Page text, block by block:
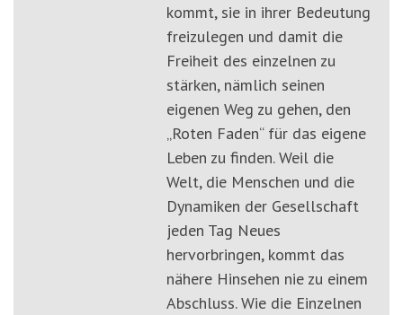
kommt, sie in ihrer Bedeutung
freizulegen und damit die
Freiheit des einzelnen zu
stärken, nämlich seinen
eigenen Weg zu gehen, den
„Roten Faden“ für das eigene
Leben zu finden. Weil die
Welt, die Menschen und die
Dynamiken der Gesellschaft
jeden Tag Neues
hervorbringen, kommt das
nähere Hinsehen nie zu einem
Abschluss. Wie die Einzelnen